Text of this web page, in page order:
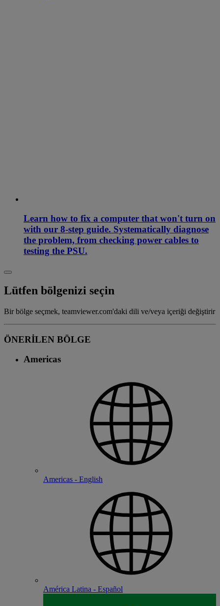
Learn how to fix a computer that won't turn on
with our 8-step guide. Systematically diagnose
the problem, from checking power cables to
testing the PSU.
Lütfen bölgenizi seçin
Bir bölge seçmek, teamviewer.com'daki dili ve/veya içeriği değiştirir
ÖNERİLEN BÖLGE
Americas
Americas - English
América Latina - Español